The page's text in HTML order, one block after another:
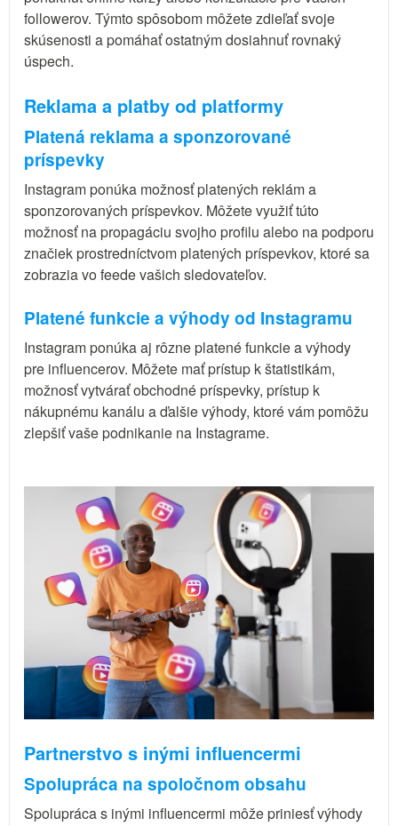
followerov. Týmto spôsobom môžete zdieľať svoje
skúsenosti a pomáhať ostatným dosiahnuť rovnaký
úspech.
Reklama a platby od platformy
Platená reklama a sponzorované
príspevky
Instagram ponúka možnosť platených reklám a
sponzorovaných príspevkov. Môžete využiť túto
možnosť na propagáciu svojho profilu alebo na podporu
značiek prostredníctvom platených príspevkov, ktoré sa
zobrazia vo feede vašich sledovateľov.
Platené funkcie a výhody od Instagramu
Instagram ponúka aj rôzne platené funkcie a výhody
pre influencerov. Môžete mať prístup k štatistikám,
možnosť vytvárať obchodné príspevky, prístup k
nákupnému kanálu a ďalšie výhody, ktoré vám pomôžu
zlepšiť vaše podnikanie na Instagrame.
Partnerstvo s inými influencermi
Spolupráca na spoločnom obsahu
Spolupráca s inými influencermi môže priniesť výhody